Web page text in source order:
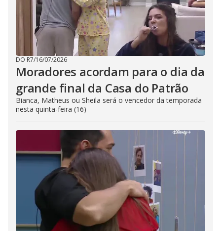
DO R7/16/07/2026
Moradores acordam para o dia da
grande final da Casa do Patrão
Bianca, Matheus ou Sheila será o vencedor da temporada
nesta quinta-feira (16)